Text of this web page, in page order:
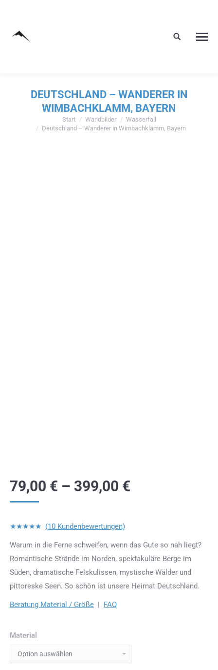
DEUTSCHLAND – WANDERER IN
WIMBACHKLAMM, BAYERN
Sie befinden sich hier:
Start Wandbilder
Wasserfall
Deutschland – Wanderer in Wimbachklamm, Bayern
79,00 € – 399,00 €
★★★★★ (10 Kundenbewertungen)
Warum in die Ferne schweifen, wenn das Gute so nah liegt?
Romantische Strände im Norden, spektakuläre Berge im
Süden, dramatische Felskulissen, mystische Wälder und
pittoreske Seen. So schön ist unsere Heimat Deutschland.
Beratung Material / Größe FAQ
Material